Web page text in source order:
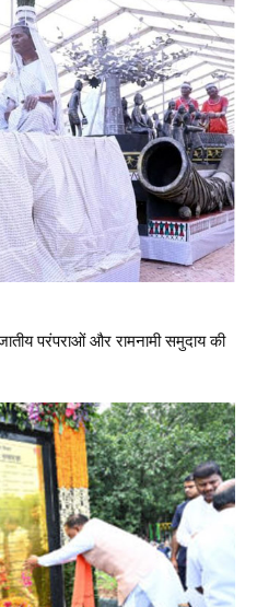
परंपराओं और रामनामी समुदाय की